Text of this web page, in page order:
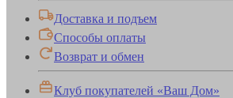
Доставка и подъем
Способы оплаты
Возврат и обмен
Клуб покупателей «Ваш Дом»